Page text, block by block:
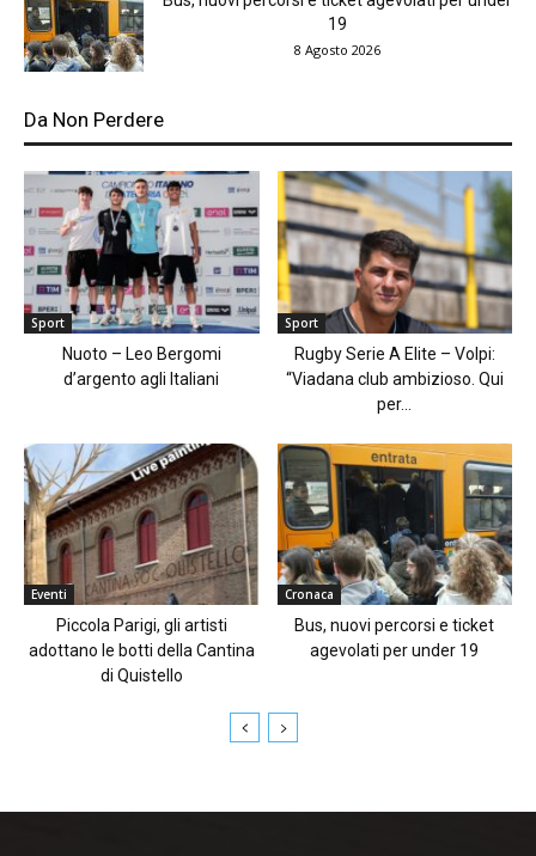
19
8 Agosto 2026
Da Non Perdere
Sport
Nuoto – Leo Bergomi
d’argento agli Italiani
Sport
Rugby Serie A Elite – Volpi:
“Viadana club ambizioso. Qui
per...
Eventi
Piccola Parigi, gli artisti
adottano le botti della Cantina
di Quistello
Cronaca
Bus, nuovi percorsi e ticket
agevolati per under 19